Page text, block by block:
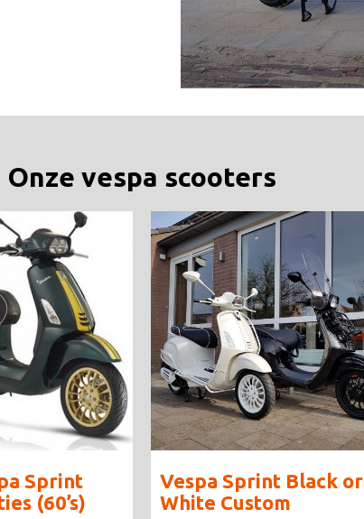
Onze vespa scooters
Sprint
(60’s)
Vespa Sprint Black or
White Custom